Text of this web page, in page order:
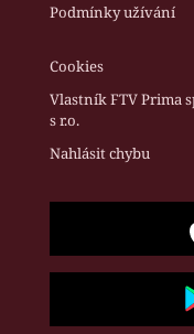
Podmínky užívání
Cookies
Vlastník FTV Prima
s r.o.
Nahlásit chybu